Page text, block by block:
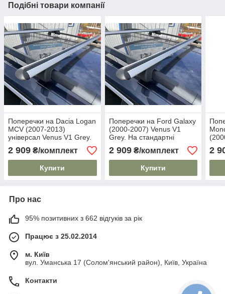
Подібні товари компанії
Поперечки на Dacia Logan
MCV (2007-2013)
універсал Venus V1 Grey.
Без замка. Сірі
2 909 ₴/комплект
Купити
Поперечки на Ford Galaxy
(2000-2007) Venus V1
Grey. На стандартні
рейлінги. Без замка. Сірі
2 909₴/комплект
Купити
2
Про нас
95% позитивних з 662 відгуків за рік
Працює з 25.02.2014
м. Київ
вул. Уманська 17 (Солом'янський район), Київ, Україна
Контакти